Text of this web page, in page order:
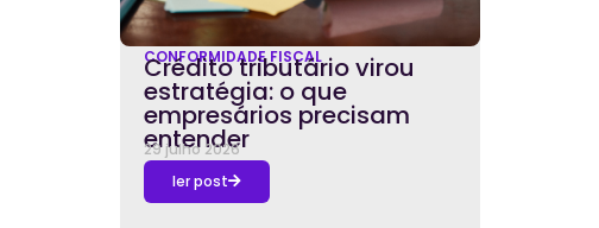
CONFORMIDADE FISCAL
Crédito tributário virou
estratégia: o que
empresários precisam
entender
29 julho 2026
ler post